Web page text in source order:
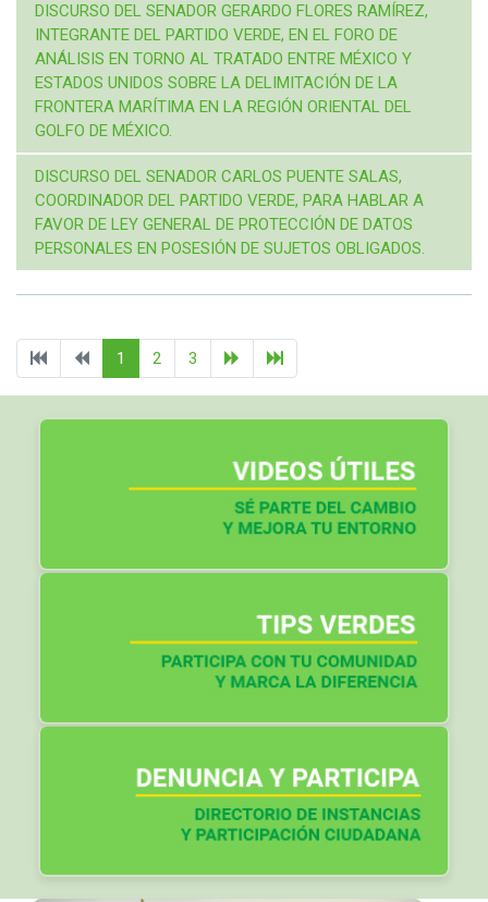
DISCURSO DEL SENADOR GERARDO FLORES RAMÍREZ,
INTEGRANTE DEL PARTIDO VERDE, EN EL FORO DE
ANÁLISIS EN TORNO AL TRATADO ENTRE MÉXICO Y
ESTADOS UNIDOS SOBRE LA DELIMITACIÓN DE LA
FRONTERA MARÍTIMA EN LA REGIÓN ORIENTAL DEL
GOLFO DE MÉXICO.
DISCURSO DEL SENADOR CARLOS PUENTE SALAS,
COORDINADOR DEL PARTIDO VERDE, PARA HABLAR A
FAVOR DE LEY GENERAL DE PROTECCIÓN DE DATOS
PERSONALES EN POSESIÓN DE SUJETOS OBLIGADOS.
1 2 3